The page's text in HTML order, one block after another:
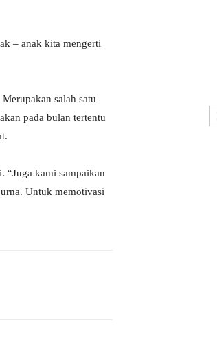
– anak kita mengerti
salah satu
pada bulan tertentu
“Juga kami sampaikan
Untuk memotivasi